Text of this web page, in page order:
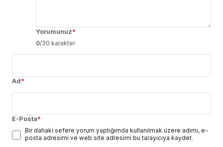
Yorumunuz*
0/30 karakter
Ad*
E-Posta*
Bir dahaki sefere yorum yaptığımda kullanılmak üzere adımı, e-
posta adresimi ve web site adresimi bu tarayıcıya kaydet.